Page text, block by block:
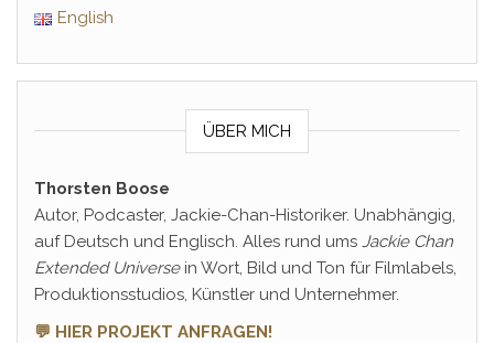
English
ÜBER MICH
Thorsten Boose
Autor, Podcaster, Jackie-Chan-Historiker. Unabhängig,
auf Deutsch und Englisch. Alles rund ums Jackie Chan
Extended Universein Wort, Bild und Ton für Filmlabels,
Produktionsstudios, Künstler und Unternehmer.
💬 HIER PROJEKT ANFRAGEN!